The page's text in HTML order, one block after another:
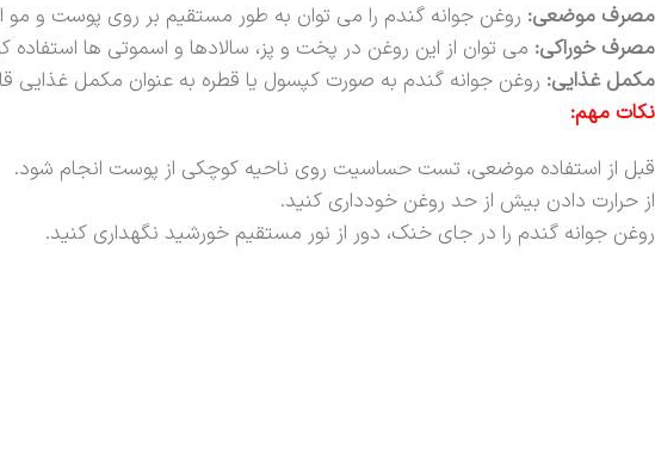
مصرف موضعی: روغن جوانه گندم را می توان به طور مستقیم بر روی پوست و مو
مصرف خوراکی: می توان از این روغن در پخت و پز، سالادها و اسموتی ها استفاده
مکمل غذایی: روغن جوانه گندم به صورت کپسول یا قطره به عنوان مکمل
نکات مهم:
قبل از استفاده موضعی، تست حساسیت روی ناحیه کوچکی از پوست انجام شود.
از حرارت دادن بیش از حد روغن خودداری کنید.
روغن جوانه گندم را در جای خنک، دور از نور مستقیم خورشید نگهداری کنید.